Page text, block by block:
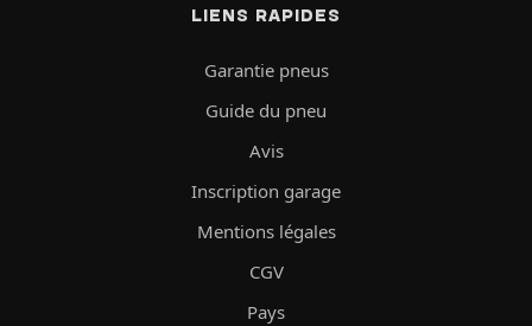
LIENS RAPIDES
Garantie pneus
Guide du pneu
Avis
Inscription garage
Mentions légales
CGV
Pays